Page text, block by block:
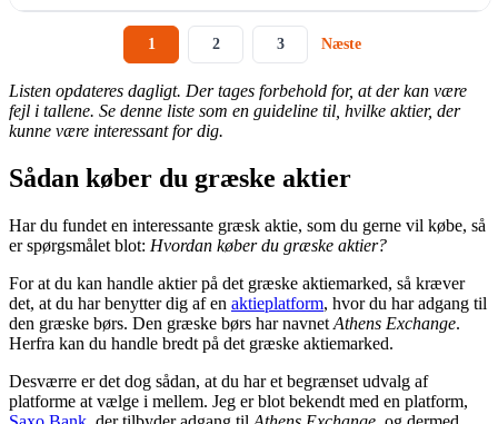
1 2 3 Næste
Listen opdateres dagligt. Der tages forbehold for, at der kan være
fejl i tallene. Se denne liste som en guideline til, hvilke aktier, der
kunne være interessant for dig.
Sådan køber du græske aktier
Har du fundet en interessante græsk aktie, som du gerne vil købe, så
er spørgsmålet blot: Hvordan køber du græske aktier?
For at du kan handle aktier på det græske aktiemarked, så kræver
det, at du har benytter dig af en aktieplatform, hvor du har adgang til
den græske børs. Den græske børs har navnet Athens Exchange.
Herfra kan du handle bredt på det græske aktiemarked.
Desværre er det dog sådan, at du har et begrænset udvalg af
platforme at vælge i mellem. Jeg er blot bekendt med en platform,